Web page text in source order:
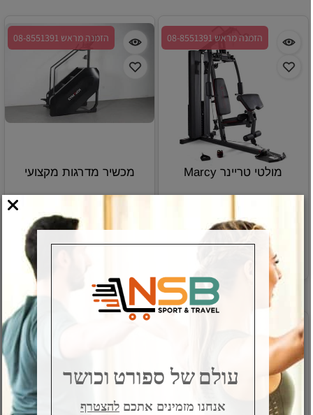
הזמנה מראש 08-8551391
מולטי טריינר Marcy
הזמנה מראש 08-8551391
מכשיר מדרגות מקצועי
עולם של ספורט וכושר
אנחנו מזמינים אתכם להצטרף